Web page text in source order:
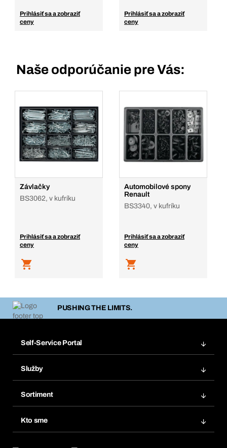
Prihlásiť sa a zobraziť
ceny
Prihlásiť sa a zobraziť
ceny
Naše odporúčanie pre Vás:
Závlačky
BS3062, v kufríku
Prihlásiť sa a zobraziť
ceny
Automobilové spony
Renault
BS3340, v kufríku
Prihlásiť sa a zobraziť
ceny
PUSHING THE LIMITS.
Self-Service Portal
Obľúbené
Opakované objednávky
Predplatné
Služby
Chemická databáza
eProcurement
Sortiment
Kto sme